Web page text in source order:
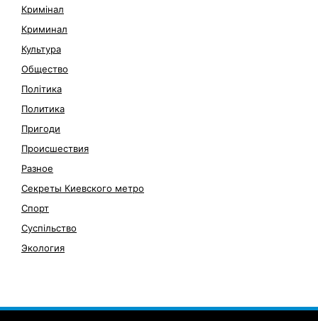
Кримінал
Криминал
Культура
Общество
Політика
Политика
Пригоди
Происшествия
Разное
Секреты Киевского метро
Спорт
Суспільство
Экология